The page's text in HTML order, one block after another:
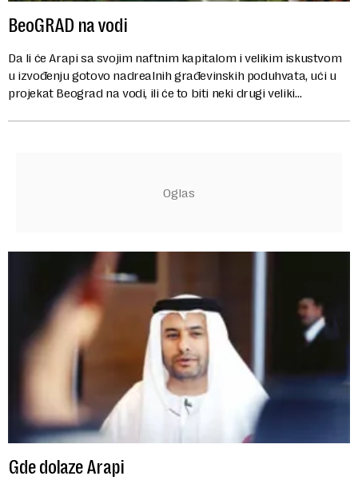
BeoGRAD na vodi
Da li će Arapi sa svojim naftnim kapitalom i velikim iskustvom
u izvođenju gotovo nadrealnih građevinskih poduhvata, ući u
projekat Beograd na vodi, ili će to biti neki drugi veliki
Gde dolaze Arapi